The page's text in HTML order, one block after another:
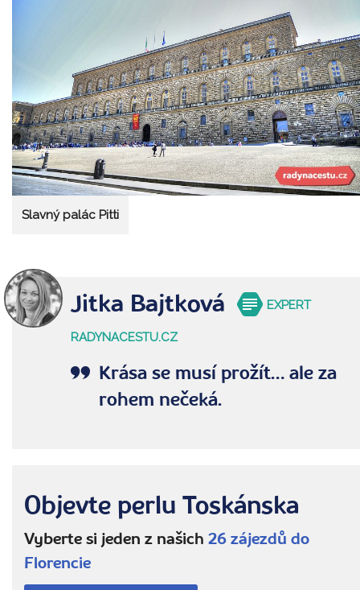
Slavný palác Pitti
Jitka Bajtková EXPERT
RADYNACESTU.CZ
Krása se musí prožít… ale za
rohem nečeká.
Objevte perlu Toskánska
Vyberte si jeden z našich 26 zájezdů do
Florencie